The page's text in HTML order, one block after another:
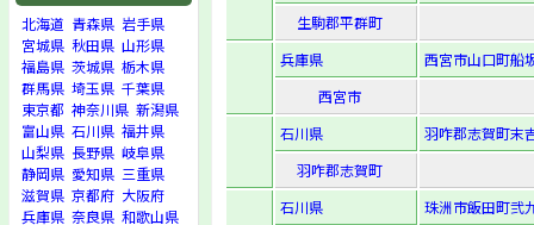
北海道 青森県 岩手県
宮城県 秋田県 山形県
福島県 茨城県 栃木県
群馬県 埼玉県 千葉県
東京都 神奈川県 新潟県
富山県 石川県 福井県
山梨県 長野県 岐阜県
静岡県 愛知県 三重県
滋賀県 京都府 大阪府
兵庫県 奈良県 和歌山県
生駒郡平群町
兵庫県
西宮市山口町船
西宮市
石川県
羽咋郡志賀町末
羽咋郡志賀町
石川県
珠洲市飯田町弐